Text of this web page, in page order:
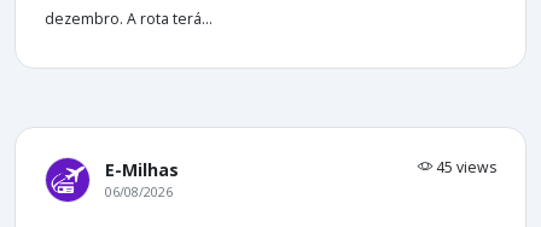
dezembro. A rota terá...
E-Milhas 45 views
06/08/2026